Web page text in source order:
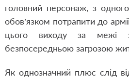
головний персонаж, з
обов’язком потрапити до
цього виходу за межі
безпосередньою загрозою
Як однозначний плюс слід